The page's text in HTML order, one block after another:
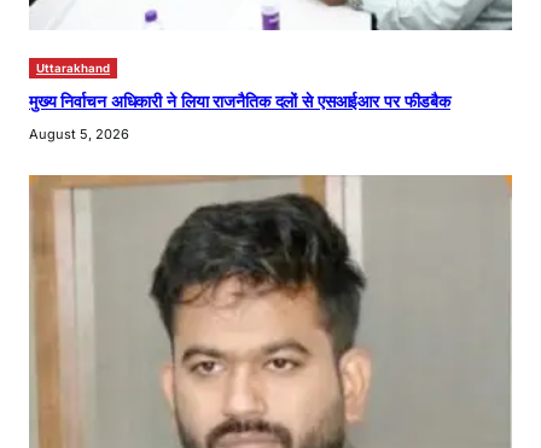
Uttarakhand
मुख्य निर्वाचन अधिकारी ने लिया राजनैतिक दलों से एसआईआर पर फीडबैक
August 5, 2026